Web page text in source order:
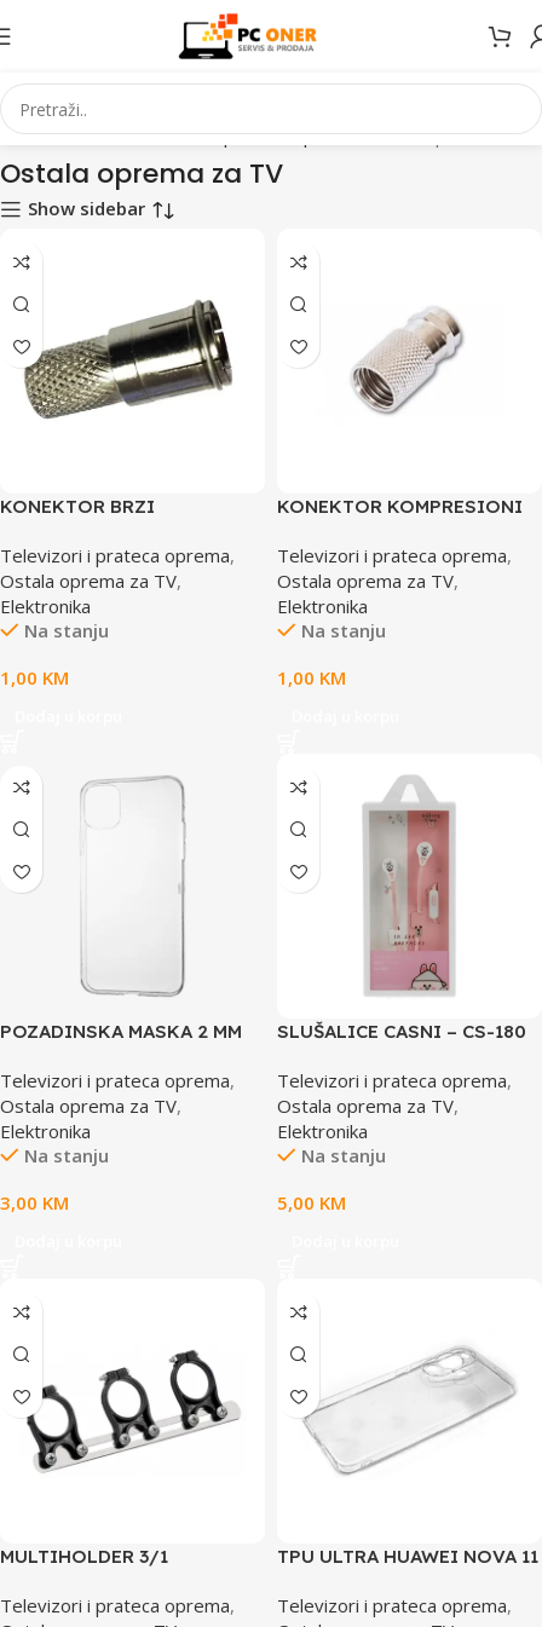
Elektronika Televizori i prateca oprema Ostala oprema za TV
Ostala oprema za TV
Show sidebar
KONEKTOR BRZI
Televizori i prateca oprema,
Ostala oprema za TV,
Elektronika
Na stanju
1,00 KM
KONEKTOR KOMPRESIONI
Televizori i prateca oprema,
Ostala oprema za TV,
Elektronika
Na stanju
1,00 KM
POZADINSKA MASKA 2 MM
PRO PROZIRNA
Televizori i prateca oprema,
Ostala oprema za TV,
Elektronika
Na stanju
3,00 KM
SLUŠALICE CASNI – CS-180
Televizori i prateca oprema,
Ostala oprema za TV,
Elektronika
Na stanju
5,00 KM
MULTIHOLDER 3/1
Televizori i prateca oprema,
TPU ULTRA HUAWEI NOVA 11
Televizori i prateca oprema,